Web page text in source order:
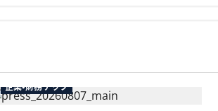
企業・財務テック